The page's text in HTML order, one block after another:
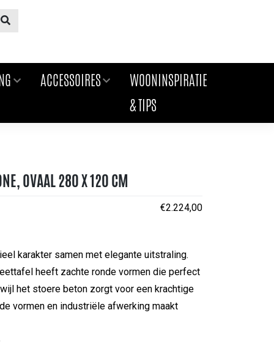
ACCESSOIRES
WOONINSPIRATIE
& TIPS
OVAAL 280 X 120 CM
€2.224,00
karakter samen met elegante uitstraling.
heeft zachte ronde vormen die perfect
het stoere beton zorgt voor een krachtige
vormen en industriële afwerking maakt